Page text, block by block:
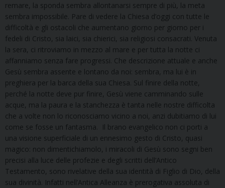
remare, la sponda sembra allontanarsi sempre di più, la meta
sembra impossibile. Pare di vedere la Chiesa d’oggi con tutte le
difficoltà e gli ostacoli che aumentano giorno per giorno per i
fedeli di Cristo, sia laici, sia chierici, sia religiosi consacrati. Venuta
la sera, ci ritroviamo in mezzo al mare e per tutta la notte ci
affanniamo senza fare progressi. Che descrizione attuale e anche
Gesù sembra assente e lontano da noi: sembra, ma lui è in
preghiera per la barca della sua Chiesa. Sul finire della notte,
perché la notte deve pur finire, Gesù viene camminando sulle
acque, ma la paura e la stanchezza è tanta nelle nostre difficolta
che a volte non lo riconosciamo vicino a noi, anzi dubitiamo di lui
come se fosse un fantasma. Il brano evangelico non ci porti a
una visione superficiale di un ennesimo gesto di Cristo, quasi
magico: non dimentichiamolo, i miracoli di Gesù sono segni ben
precisi alla luce delle profezie e degli scritti dell’Antico
Testamento, sono rivelative della sua identità di Figlio di Dio, della
sua divinità. Infatti nell’Antica Alleanza è prerogativa assoluta di